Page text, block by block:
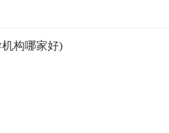
构哪家好)